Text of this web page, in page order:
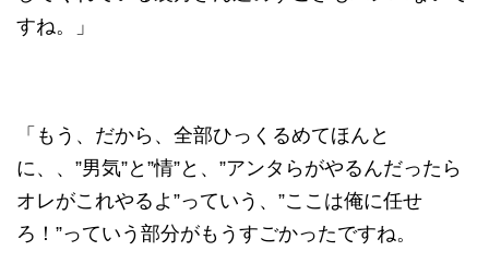
すね。」
「もう、だから、全部ひっくるめてほんと
に、、”男気”と”情”と、”アンタらがやるんだったら
オレがこれやるよ”っていう、”ここは俺に任せ
ろ！”っていう部分がもうすごかったですね。